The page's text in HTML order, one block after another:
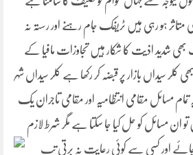
متاثر ہو رہی ہیں ٹریفک جام رہنے اور رستہ نہ
بھی شدید اذیت کا شکار ہیں تجاوزات مافیا کے
کلر سیداں بازار پر قبضہ کر رکھا ہے کلر سیداں شہر
تمام مسائل مقامی انتظامیہ اور مقامی تاجران یک
ان مسائل کو حل کیا جا سکتا ہے مگر شرط لازم
جائے اور کسی سے کوئی رعایت نہ برتی تب